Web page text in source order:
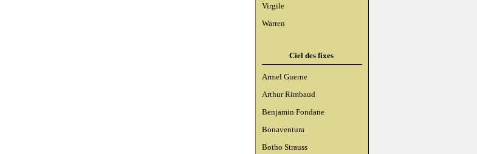
Virgile
Warren
Ciel des fixes
Armel Guerne
Arthur Rimbaud
Benjamin Fondane
Bonaventura
Botho Strauss